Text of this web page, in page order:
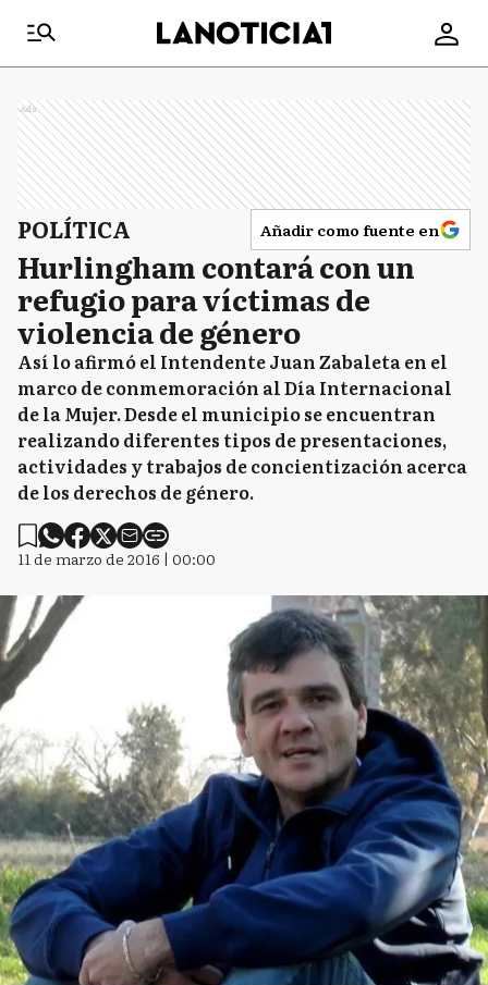
Ads
POLÍTICA Añadir como fuente en
Hurlingham contará con un
refugio para víctimas de
violencia de género
Así lo afirmó el Intendente Juan Zabaleta en el
marco de conmemoración al Día Internacional
de la Mujer. Desde el municipio se encuentran
realizando diferentes tipos de presentaciones,
actividades y trabajos de concientización acerca
de los derechos de género.
11 de marzo de 2016 | 00:00